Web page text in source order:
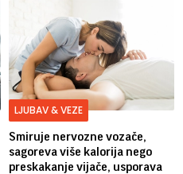
LJUBAV & VEZE
Smiruje nervozne vozače,
sagoreva više kalorija nego
preskakanje vijače, usporava